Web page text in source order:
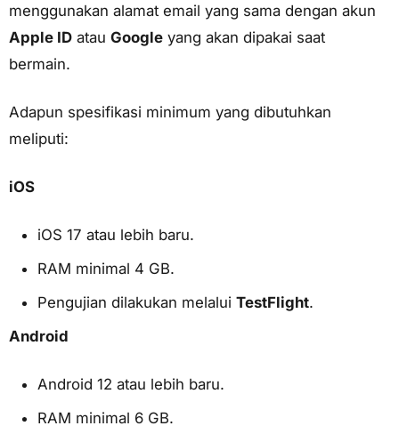
menggunakan alamat email yang sama dengan akun
Apple ID atau Google yang akan dipakai saat
bermain.
Adapun spesifikasi minimum yang dibutuhkan
meliputi:
iOS
iOS 17 atau lebih baru.
RAM minimal 4 GB.
Pengujian dilakukan melalui TestFlight.
Android
Android 12 atau lebih baru.
RAM minimal 6 GB.